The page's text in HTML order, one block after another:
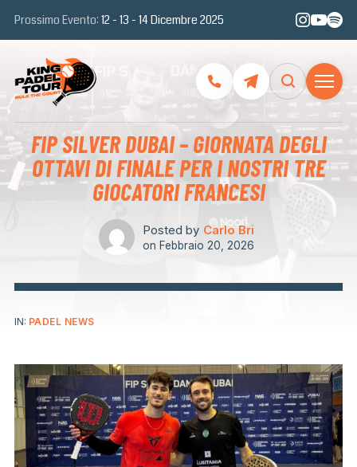
Prossimo Evento: 12 - 13 - 14 Dicembre 2025
FIP SILVER DUBAI – GIORNATA DEGLI
OTTAVI DI FINALE PER I NOSTRI TRE
GIOCATORI FRANCESI
Posted by Carlo Bri
on Febbraio 20, 2026
IN: PADEL NEWS